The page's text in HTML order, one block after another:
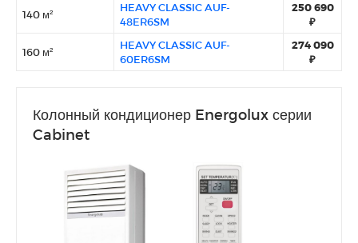
140 м²
HEAVY CLASSIC AUF-
48ER6SM
250 690
₽
160 м²
HEAVY CLASSIC AUF-
60ER6SM
274 090
₽
Колонный кондиционер Energolux серии
Cabinet